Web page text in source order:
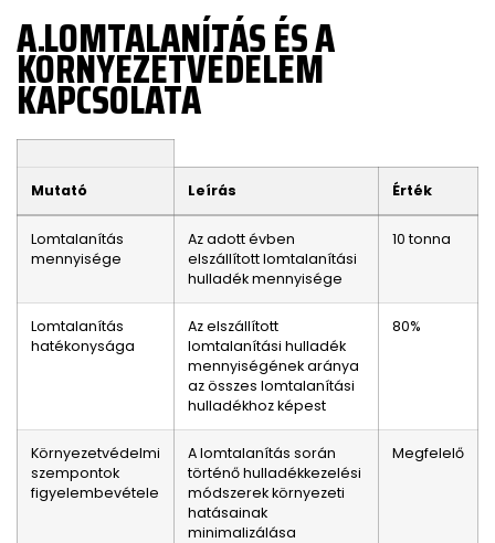
A LOMTALANÍTÁS ÉS A
KÖRNYEZETVÉDELEM
KAPCSOLATA
Mutató Leírás Érték
Lomtalanítás
mennyisége
Az adott évben
elszállított lomtalanítási
hulladék mennyisége
10 tonna
Lomtalanítás
hatékonysága
Az elszállított
lomtalanítási hulladék
mennyiségének aránya
az összes lomtalanítási
hulladékhoz képest
80%
Környezetvédelmi
szempontok
figyelembevétele
A lomtalanítás során
történő hulladékkezelési
módszerek környezeti
hatásainak
minimalizálása
Megfelelő